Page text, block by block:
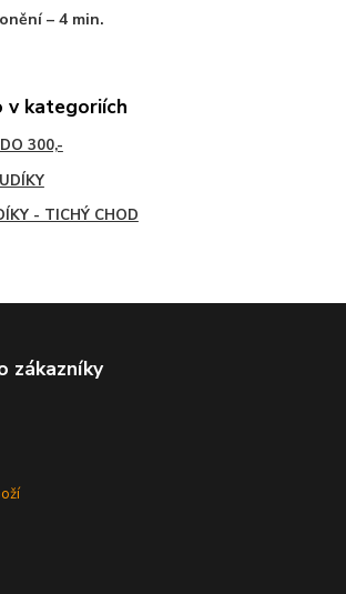
– 4 min.
v kategoriích
300,-
- TICHÝ CHOD
zákazníky